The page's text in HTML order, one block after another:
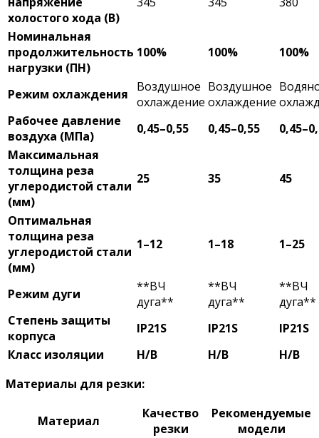
холостого хода (В)
Номинальная
продолжительность
нагрузки (ПН)
100% 100% 100%
Режим охлаждения
Воздушное
охлаждение
Воздушное
охлаждение
Рабочее давление
воздуха (МПа)
0,45–0,55 0,45–0,55
Максимальная
толщина реза
углеродистой стали
(мм)
25 35 45
Оптимальная
толщина реза
углеродистой стали
(мм)
1–12 1–18 1–25
Режим дуги
**ВЧ
дуга**
**ВЧ
дуга**
**ВЧ
дуга**
Степень защиты
корпуса
IP21S IP21S
IP21S
Класс изоляции
H/B H/B
H/B
Материалы для резки:
Материал
Качество
резки
Рекомендуемые
модели